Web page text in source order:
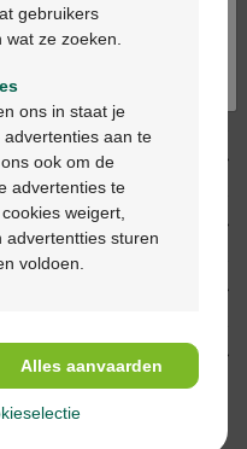
français
gebruikers
ze zoeken.
ons in staat je
aan te
ook om de
advertenties te
weigert,
advertentties sturen
voldoen.
Alles aanvaarden